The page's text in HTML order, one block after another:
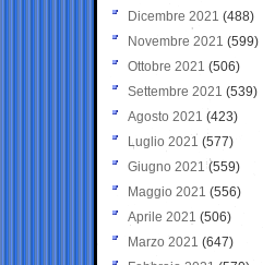
Dicembre 2021 (488)
Novembre 2021 (599)
Ottobre 2021 (506)
Settembre 2021 (539)
Agosto 2021 (423)
Luglio 2021 (577)
Giugno 2021(559)
Maggio 2021 (556)
Aprile 2021 (506)
Marzo 2021 (647)